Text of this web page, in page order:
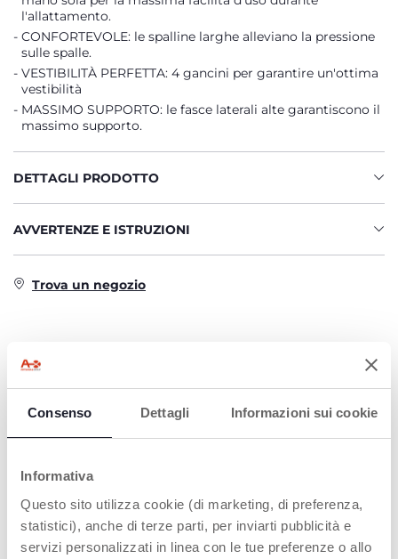
Consenso Dettagli Informazioni sui cookie
Informativa
Questo sito utilizza cookie (di marketing, di preferenza,
statistici), anche di terze parti, per inviarti pubblicità e
servizi personalizzati in linea con le tue preferenze o allo
l'allattamento.
CONFORTEVOLE: le spalline larghe alleviano la pressione
sulle spalle.
VESTIBILITÀ PERFETTA: 4 gancini per garantire un'ottima
vestibilità
MASSIMO SUPPORTO: le fasce laterali alte garantiscono il
massimo supporto.
DETTAGLI PRODOTTO
AVVERTENZE E ISTRUZIONI
Trova un negozio
INTERESSARTI